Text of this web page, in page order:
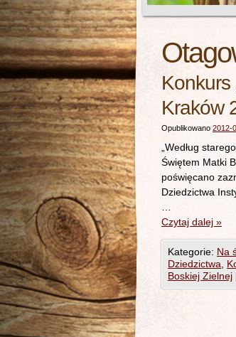
Konkurs
Kraków
Opublikowano 2012-
„Według
Świętem Matki
poświęcano
Dziedzictwa
Czytaj dalej »
Kategorie: Na
Dziedzictwa
Boskiej Zielnej